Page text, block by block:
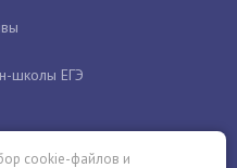
школы ЕГЭ
cookie-файлов и